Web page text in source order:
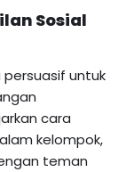
Sosial
untuk
cara
kelompok,
teman